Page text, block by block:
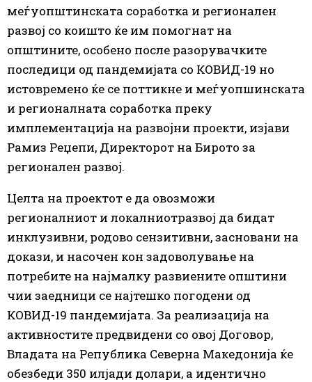
меѓуопштинската соработка и регионален
развој со коишто ќе им помогнат на
општините, особено после разорувачките
последици од пандемијата со КОВИД-19 но
истовремено ќе се поттикне и меѓуопшинската
и регионалната соработка преку
имплементација на развојни проекти, изјави
Рамиз Реџепи, Директорот на Бирото за
регионален развој.
Целта на проектот е да овозможи
регионалниот и локалниотразвој да бидат
инклузивни, родово сензитивни, засновани на
докази, и насочен кон задоволување на
потребите на најмалку развиените општини
чии заедници се најтешко погодени од
КОВИД-19 пандемијата. За реализација на
активностите предвидени со овој Договор,
Владата на Република Северна Македонија ќе
обезбеди 350 илјади долари, а идентично